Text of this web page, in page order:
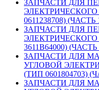
ЗАПЧАСТИ ДЛЯ
ЭЛЕКТРИЧЕСКОГО
0611238708) (ЧАСТЬ
ЗАПЧАСТИ ДЛЯ
ЭЛЕКТРИЧЕСКОГО
3611B64000) (ЧАСТЬ
ЗАПЧАСТИ ДЛЯ
УГЛОВОЙ
(ТИП 0601804703)
ЗАПЧАСТИ ДЛЯ